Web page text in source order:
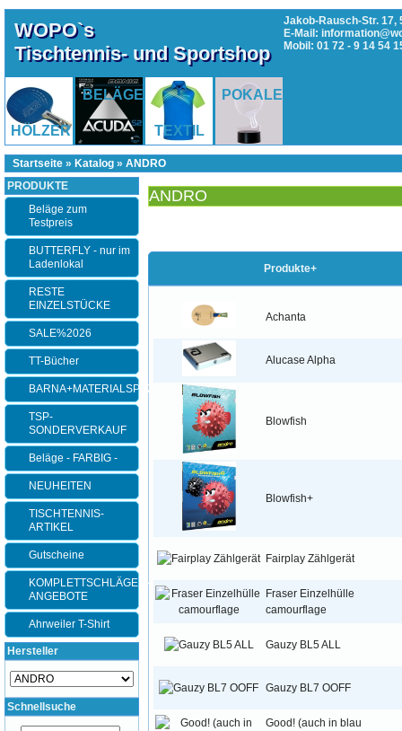
WOPO`s
Tischtennis- und Sportshop
Jakob-Rausch-Str. 17,
E-Mail:
Mobil: 01 72 - 9 14 54
HÖLZER
BELÄGE
TEXTIL
POKALE
Startseite » Katalog » ANDRO
ANDRO
Produkte+
Achanta
Alucase Alpha
Blowfish
Blowfish+
Fairplay Zählgerät
Fraser Einzelhülle
camourflage
Gauzy BL5 ALL
Gauzy BL7 OOFF
Good! (auch in blau
PRODUKTE
Beläge zum
Testpreis
BUTTERFLY - nur im
Ladenlokal
RESTE
EINZELSTÜCKE
SALE%2026
TT-Bücher
BARNA+MATERIALSPEZI
TSP-
SONDERVERKAUF
Beläge - FARBIG -
NEUHEITEN
TISCHTENNIS-
ARTIKEL
Gutscheine
KOMPLETTSCHLÄGER-
ANGEBOTE
Ahrweiler T-Shirt
Hersteller
Schnellsuche